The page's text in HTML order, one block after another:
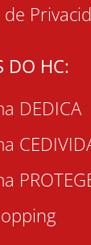
de
DO HC:
DEDICA